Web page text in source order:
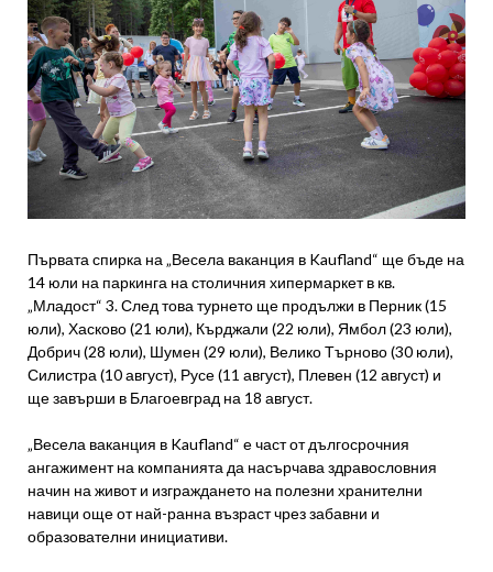
Първата спирка на „Весела ваканция в Kaufland“ ще бъде на
14 юли на паркинга на столичния хипермаркет в кв.
„Младост“ 3. След това турнето ще продължи в Перник (15
юли), Хасково (21 юли), Кърджали (22 юли), Ямбол (23 юли),
Добрич (28 юли), Шумен (29 юли), Велико Търново (30 юли),
Силистра (10 август), Русе (11 август), Плевен (12 август) и
ще завърши в Благоевград на 18 август.
„Весела ваканция в Kaufland“ е част от дългосрочния
ангажимент на компанията да насърчава здравословния
начин на живот и изграждането на полезни хранителни
навици още от най-ранна възраст чрез забавни и
образователни инициативи.